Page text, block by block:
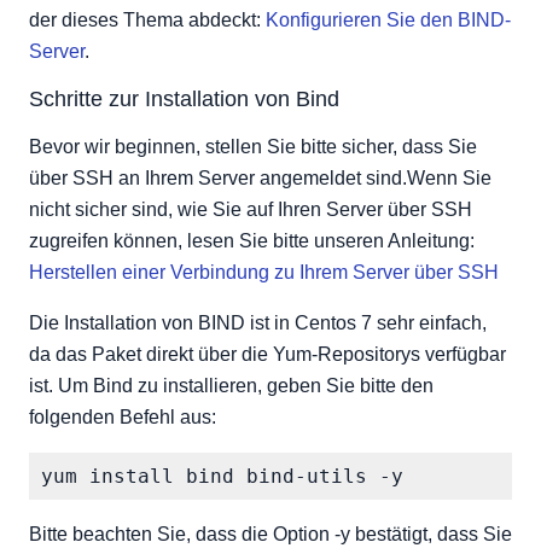
der dieses Thema abdeckt: Konfigurieren Sie den BIND-
Server.
Schritte zur Installation von Bind
Bevor wir beginnen, stellen Sie bitte sicher, dass Sie
über SSH an Ihrem Server angemeldet sind.Wenn Sie
nicht sicher sind, wie Sie auf Ihren Server über SSH
zugreifen können, lesen Sie bitte unseren Anleitung:
Herstellen einer Verbindung zu Ihrem Server über SSH
Die Installation von BIND ist in Centos 7 sehr einfach,
da das Paket direkt über die Yum-Repositorys verfügbar
ist. Um Bind zu installieren, geben Sie bitte den
folgenden Befehl aus:
Bitte beachten Sie, dass die Option -y bestätigt, dass Sie